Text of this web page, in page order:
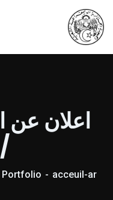
/2026
acceuil-ar
Portfolio